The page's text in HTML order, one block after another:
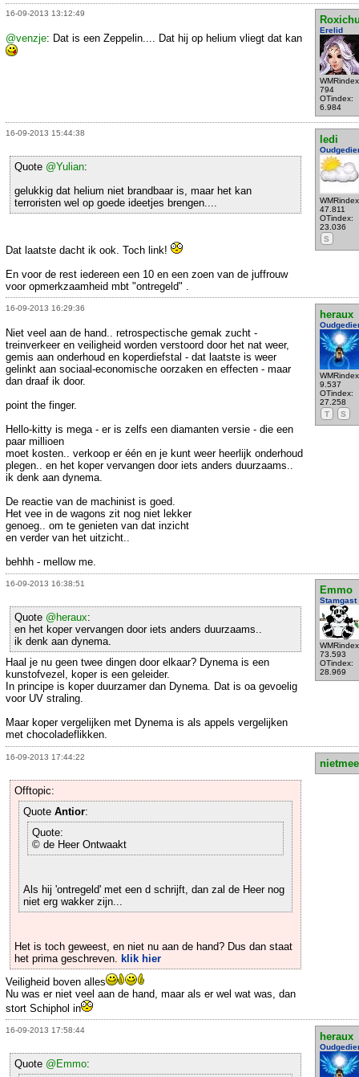
16-09-2013 13:12:49
Erelid
794
OTindex:
6.984
@venzje: Dat is een Zeppelin.... Dat hij op helium vliegt dat kan
16-09-2013 15:44:38
ledi
47.811
OTindex:
23.036
S
Quote @Yulian:
gelukkig dat helium niet brandbaar is, maar het kan
terroristen wel op goede ideetjes brengen....
Dat laatste dacht ik ook. Toch link!
En voor de rest iedereen een 10 en een zoen van de juffrouw
voor opmerkzaamheid mbt "ontregeld" .
16-09-2013 16:29:36
heraux
9.537
OTindex:
27.258
T
S
Niet veel aan de hand.. retrospectische gemak zucht -
treinverkeer en veiligheid worden verstoord door het nat weer,
gemis aan onderhoud en koperdiefstal - dat laatste is weer
gelinkt aan sociaal-economische oorzaken en effecten - maar
dan draaf ik door.
point the finger.
Hello-kitty is mega - er is zelfs een diamanten versie - die een
paar millioen
moet kosten.. verkoop er één en je kunt weer heerlijk onderhoud
plegen.. en het koper vervangen door iets anders duurzaams..
ik denk aan dynema.
De reactie van de machinist is goed.
Het vee in de wagons zit nog niet lekker
genoeg.. om te genieten van dat inzicht
en verder van het uitzicht..
behhh - mellow me.
16-09-2013 16:38:51
Emmo
Stamgast
73.593
OTindex:
28.969
Quote @heraux:
en het koper vervangen door iets anders duurzaams..
ik denk aan dynema.
Haal je nu geen twee dingen door elkaar? Dynema is een
kunstofvezel, koper is een geleider.
In principe is koper duurzamer dan Dynema. Dat is oa gevoelig
voor UV straling.
Maar koper vergelijken met Dynema is als appels vergelijken
met chocoladeflikken.
16-09-2013 17:44:22
Offtopic:
Quote Antior:
Quote:
© de Heer Ontwaakt
Als hij 'ontregeld' met een d schrijft, dan zal de Heer nog
niet erg wakker zijn...
Het is toch geweest, en niet nu aan de hand? Dus dan staat
het prima geschreven. klik hier
Veiligheid boven alles
Nu was er niet veel aan de hand, maar als er wel wat was, dan
stort Schiphol in
16-09-2013 17:58:44
heraux
Quote @Emmo: